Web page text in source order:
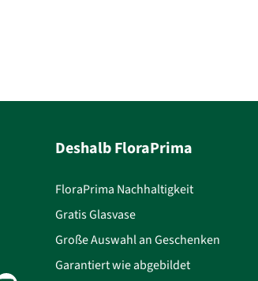
Deshalb FloraPrima
FloraPrima Nachhaltigkeit
Gratis Glasvase
Große Auswahl an Geschenken
Garantiert wie abgebildet